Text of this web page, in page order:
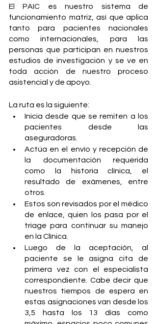
El PAIC es nuestro sistema de
funcionamiento matriz, así que aplica
tanto para pacientes nacionales
como internacionales, para las
personas que participan en nuestros
estudios de investigación y se ve en
toda acción de nuestro proceso
asistencial y de apoyo.
La ruta es la siguiente:
Inicia desde que se remiten a los
pacientes desde las
aseguradoras.
Actúa en el envío y recepción de
la documentación requerida
como la historia clínica, el
resultado de exámenes, entre
otros.
Estos son revisados por el médico
de enlace, quien los pasa por el
triage para continuar su manejo
en la Clínica.
Luego de la aceptación, al
paciente se le asigna cita de
primera vez con el especialista
correspondiente. Cabe decir que
nuestros tiempos de espera en
estas asignaciones van desde los
3,5 hasta los 13 días como